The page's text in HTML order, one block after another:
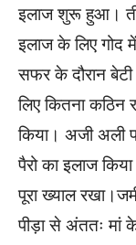
इलाज शुरू हुआ।
इलाज के लिए गोद
सफर के दौरान
लिए कितना कठिन
किया। अजी अली
पैरो का इलाज
पूरा ख्याल
पीड़ा से अंततः मां